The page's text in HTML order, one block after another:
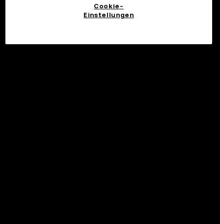
Cookie-
Einstellungen